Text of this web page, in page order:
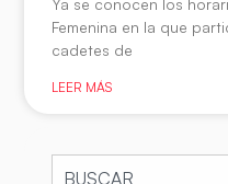
Femenina en la que
cadetes de
LEER MÁS